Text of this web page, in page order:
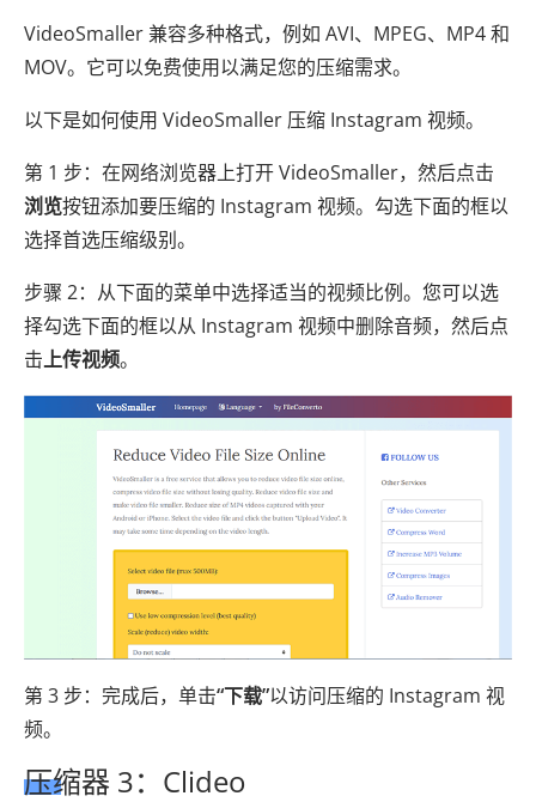
VideoSmaller 兼容多种格式，例如 AVI、MPEG、MP4 和
MOV。它可以免费使用以满足您的压缩需求。
以下是如何使用 VideoSmaller 压缩 Instagram 视频。
第 1 步：在网络浏览器上打开 VideoSmaller，然后点击
浏览按钮添加要压缩的 Instagram 视频。勾选下面的框以
选择首选压缩级别。
步骤 2：从下面的菜单中选择适当的视频比例。您可以选
择勾选下面的框以从 Instagram 视频中删除音频，然后点
击上传视频。
第 3 步：完成后，单击“下载”以访问压缩的 Instagram 视
频。
压缩器 3：Clideo